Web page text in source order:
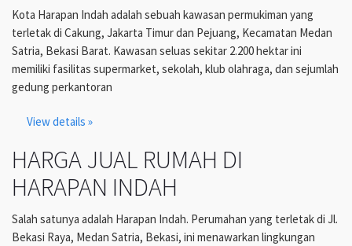
Kota Harapan Indah adalah sebuah kawasan permukiman yang
terletak di Cakung, Jakarta Timur dan Pejuang, Kecamatan Medan
Satria, Bekasi Barat. Kawasan seluas sekitar 2.200 hektar ini
memiliki fasilitas supermarket, sekolah, klub olahraga, dan sejumlah
gedung perkantoran
View details »
HARGA JUAL RUMAH DI
HARAPAN INDAH
Salah satunya adalah Harapan Indah. Perumahan yang terletak di Jl.
Bekasi Raya, Medan Satria, Bekasi, ini menawarkan lingkungan